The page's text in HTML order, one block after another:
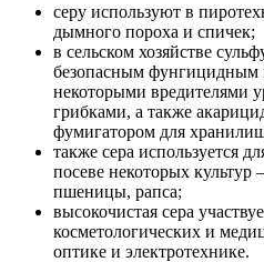
серу используют в
дымного пороха и спичек;
в сельском хозяйстве
безопасным фунгицидным
некоторыми вредителями
грибками, а также
фумигатором для
также сера используется
посеве некоторых культур
пшеницы, рапса;
высокочистая сера
косметологических и
оптике и электротехнике.